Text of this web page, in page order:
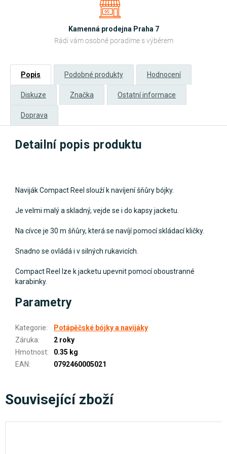
Kamenná prodejna Praha 7
Rádi vám osobně poradíme s výběrem
Popis Podobné produkty Hodnocení
Diskuze Značka Ostatní informace
Doprava
Detailní popis produktu
Naviják Compact Reel slouží k navíjení šňůry bójky.
Je velmi malý a skladný, vejde se i do kapsy jacketu.
Na cívce je 30 m šňůry, která se navíjí pomocí skládací kličky.
Snadno se ovládá i v silných rukavicích.
Compact Reel lze k jacketu upevnit pomocí oboustranné
karabinky.
Parametry
Kategorie:
Potápěčské bójky a navijáky
Záruka:
2 roky
Hmotnost:
0.35 kg
EAN: 0792460005021
Související zboží